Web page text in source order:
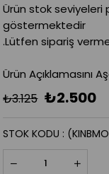
Ürün stok seviyeleri
göstermektedir
.Lütfen sipariş
Ürün Açıklamasını
₺3.125 ₺2.500
STOK KODU